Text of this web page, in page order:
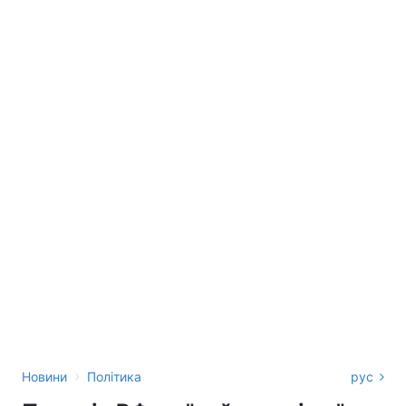
Новини › Політика рус